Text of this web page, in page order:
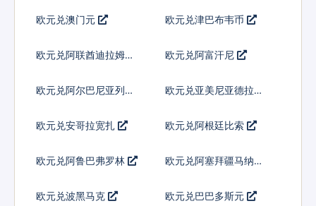
欧元兑澳门元 欧元兑津巴布韦币
欧元兑阿联酋迪拉姆流
欧元兑阿富汗尼
欧元兑阿尔巴尼亚列克 欧元兑亚美尼亚德拉姆
欧元兑安哥拉宽扎 欧元兑阿根廷比索
欧元兑阿鲁巴弗罗林 欧元兑阿塞拜疆马纳特
欧元兑波黑马克 欧元兑巴巴多斯元